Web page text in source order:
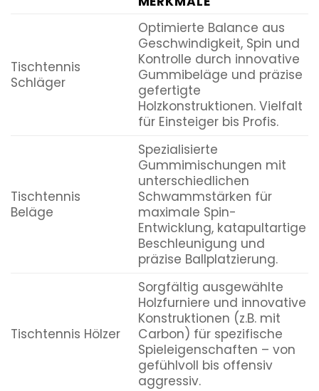
Tischtennis
Schläger
Optimierte Balance aus
Geschwindigkeit, Spin und
Kontrolle durch innovative
Gummibeläge und präzise
gefertigte
Holzkonstruktionen. Vielfalt
für Einsteiger bis Profis.
Tischtennis
Beläge
Spezialisierte
Gummimischungen mit
unterschiedlichen
Schwammstärken für
maximale Spin-
Entwicklung, katapultartige
Beschleunigung und
präzise Ballplatzierung.
Tischtennis Hölzer
Sorgfältig ausgewählte
Holzfurniere und innovative
Konstruktionen (z.B. mit
Carbon) für spezifische
Spieleigenschaften – von
gefühlvoll bis offensiv
aggressiv.